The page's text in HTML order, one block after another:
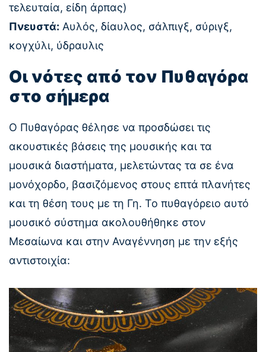
τελευταία, είδη άρπας)
Πνευστά: Αυλός, δίαυλος, σάλπιγξ, σύριγξ,
κογχύλι, ύδραυλις
Οι νότες από τον Πυθαγόρα
στο σήμερα
Ο Πυθαγόρας θέλησε να προσδώσει τις
ακουστικές βάσεις της μουσικής και τα
μουσικά διαστήματα, μελετώντας τα σε ένα
μονόχορδο, βασιζόμενος στους επτά πλανήτες
και τη θέση τους με τη Γη. Το πυθαγόρειο αυτό
μουσικό σύστημα ακολουθήθηκε στον
Μεσαίωνα και στην Αναγέννηση με την εξής
αντιστοιχία: